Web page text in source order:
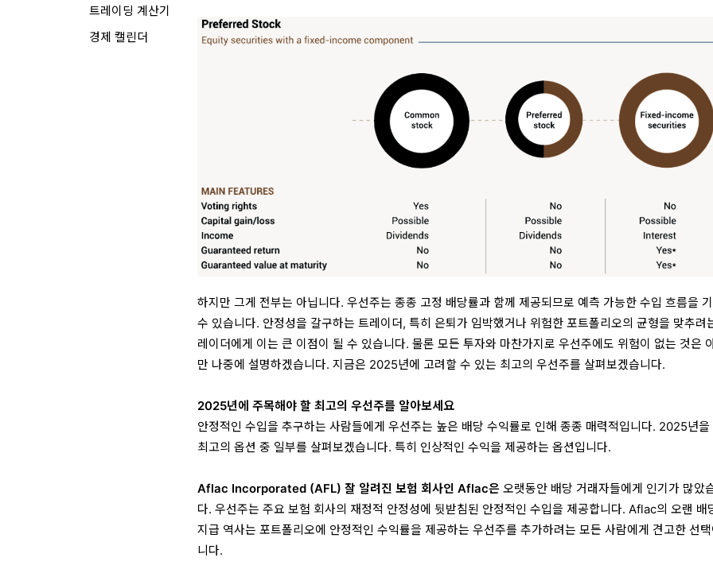
트레이딩 계산기
경제 캘린더
하지만 그게 전부는 아닙니다. 우선주는 종종 고정 배당률과 함께 제공되므로 예측 가능한 수입 흐름을
수 있습니다. 안정성을 갈구하는 트레이더, 특히 은퇴가 임박했거나 위험한 포트폴리오의 균형을 맞추려
레이더에게 이는 큰 이점이 될 수 있습니다. 물론 모든 투자와 마찬가지로 우선주에도 위험이 없는 것은
만 나중에 설명하겠습니다. 지금은 2025년에 고려할 수 있는 최고의 우선주를 살펴보겠습니다.
2025년에 주목해야 할 최고의 우선주를 알아보세요
안정적인 수입을 추구하는 사람들에게 우선주는 높은 배당 수익률로 인해 종종 매력적입니다. 2025년을
최고의 옵션 중 일부를 살펴보겠습니다. 특히 인상적인 수익을 제공하는 옵션입니다.
Aflac Incorporated (AFL) 잘 알려진 보험 회사인 Aflac은 오랫동안 배당 거래자들에게 인기가 많았
다. 우선주는 주요 보험 회사의 재정적 안정성에 뒷받침된 안정적인 수입을 제공합니다. Aflac의 오랜 배
지급 역사는 포트폴리오에 안정적인 수익률을 제공하는 우선주를 추가하려는 모든 사람에게 견고한 선
니다.